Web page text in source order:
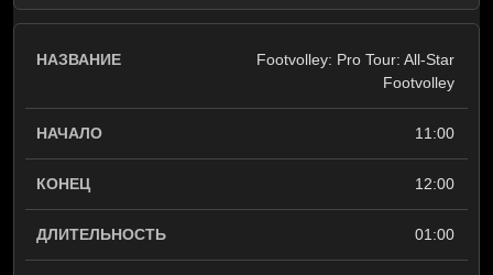
Footvolley: Pro Tour: All-Star
Footvolley
11:00
12:00
01:00